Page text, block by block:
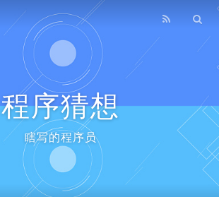
程序猜想
瞎写的程序员